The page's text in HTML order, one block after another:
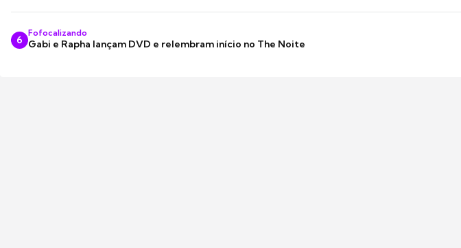
6
Fofocalizando
Gabi e Rapha lançam DVD e relembram início no The Noite